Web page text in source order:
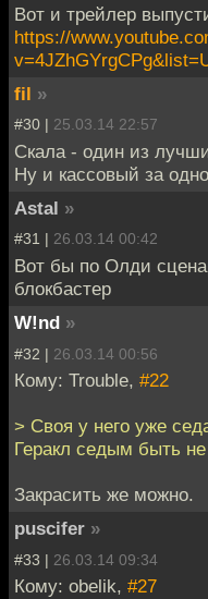
Вот и трейлер
https://
fil »
#30 | 25.03.14 22:57
Скала - один из
Ну и кассовый за
Astal »
#31 | 26.03.14 00:42
Вот бы по Олди
блокбастер
W!nd »
#32 | 26.03.14 00:56
Кому: Trouble, #22
> Своя у него уже
Геракл седым быть
Закрасить же можно.
puscifer »
#33 | 26.03.14 09:34
Кому: obelik, #27